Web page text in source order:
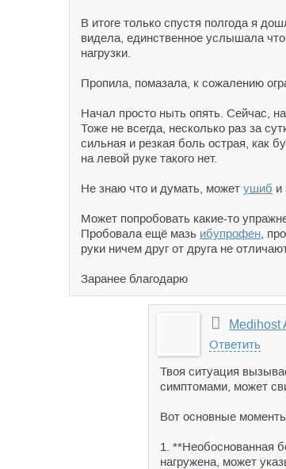
В итоге только спустя полгода я
видела, единственное услышала
нагрузки.
Пропила, помазала, к сожалению
Начал просто ныть опять. Сейчас,
Тоже не всегда, несколько раз за
сильная и резкая боль острая, как
на левой руке такого нет.
Не знаю что и думать, может ушиб и
Может попробовать какие-то
Пробовала ещё мазь ибупрофен ,
руки ничем друг от друга не
Заранее благодарю
Medihost
Ответить
Твоя ситуация
симптомами, может
Вот основные
1. **Необоснованная
нагружена, может